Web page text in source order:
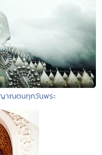
าณตนทุกวันพระ